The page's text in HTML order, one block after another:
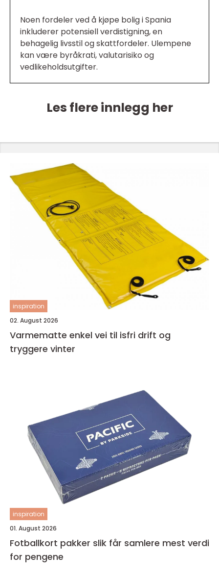
Noen fordeler ved å kjøpe bolig i Spania
inkluderer potensiell verdistigning, en
behagelig livsstil og skattfordeler. Ulempene
kan være byråkrati, valutarisiko og
vedlikeholdsutgifter.
Les flere innlegg her
inspiration
02. August 2026
Varmematte enkel vei til isfri drift og
tryggere vinter
inspiration
01. August 2026
Fotballkort pakker slik får samlere mest verdi
for pengene